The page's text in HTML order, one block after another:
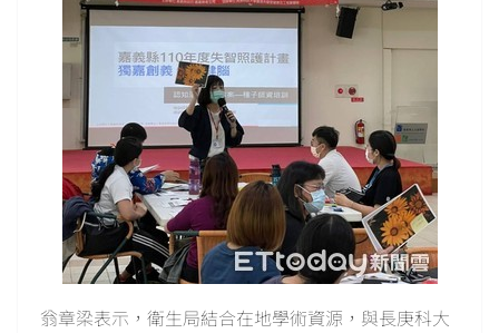
翁章梁表示，衛生局結合在地學術資源，與長庚科大